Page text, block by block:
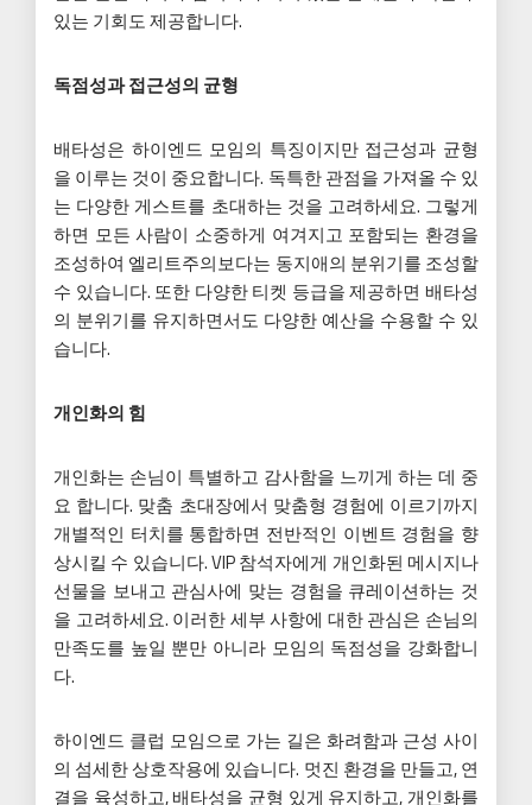
있는 기회도 제공합니다.
독점성과 접근성의 균형
배타성은 하이엔드 모임의 특징이지만 접근성과 균형
을 이루는 것이 중요합니다. 독특한 관점을 가져올 수 있
는 다양한 게스트를 초대하는 것을 고려하세요. 그렇게
하면 모든 사람이 소중하게 여겨지고 포함되는 환경을
조성하여 엘리트주의보다는 동지애의 분위기를 조성할
수 있습니다. 또한 다양한 티켓 등급을 제공하면 배타성
의 분위기를 유지하면서도 다양한 예산을 수용할 수 있
습니다.
개인화의 힘
개인화는 손님이 특별하고 감사함을 느끼게 하는 데 중
요 합니다. 맞춤 초대장에서 맞춤형 경험에 이르기까지
개별적인 터치를 통합하면 전반적인 이벤트 경험을 향
상시킬 수 있습니다. VIP 참석자에게 개인화된 메시지나
선물을 보내고 관심사에 맞는 경험을 큐레이션하는 것
을 고려하세요. 이러한 세부 사항에 대한 관심은 손님의
만족도를 높일 뿐만 아니라 모임의 독점성을 강화합니
다.
하이엔드 클럽 모임으로 가는 길은 화려함과 근성 사이
의 섬세한 상호작용에 있습니다. 멋진 환경을 만들고, 연
결을 육성하고, 배타성을 균형 있게 유지하고, 개인화를